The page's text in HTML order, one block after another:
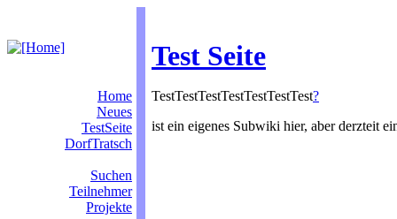
Test Seite
Home
Neues
TestSeite
DorfTratsch
Suchen
Teilnehmer
Projekte
TestTestTestTestTestTestTest?
ist ein eigenes Subwiki hier, aber derzteit